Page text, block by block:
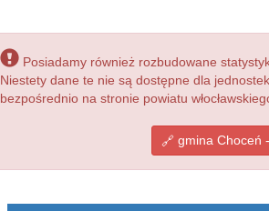
Posiadamy również rozbudowane
Niestety dane te nie są dostępne dla
bezpośrednio na stronie powiatu
gmina Choceń